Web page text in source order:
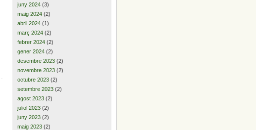
juny 2024 (3)
maig 2024 (2)
abril 2024 (1)
març 2024 (2)
febrer 2024 (2)
gener 2024 (2)
desembre 2023 (2)
novembre 2023 (2)
octubre 2023 (2)
setembre 2023 (2)
agost 2023 (2)
juliol 2023 (2)
juny 2023 (2)
maig 2023 (2)